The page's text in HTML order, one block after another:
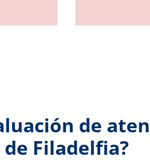
de
de Filadelfia?